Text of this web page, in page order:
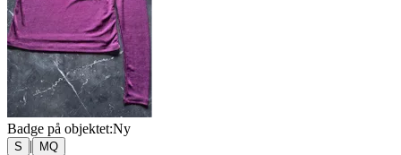
Badge på objektet:Ny
S | MQ